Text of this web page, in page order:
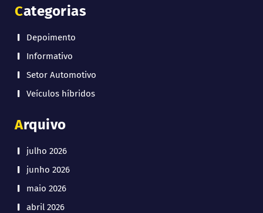
Categorias
Depoimento
Informativo
Setor Automotivo
Veículos híbridos
Arquivo
julho 2026
junho 2026
maio 2026
abril 2026